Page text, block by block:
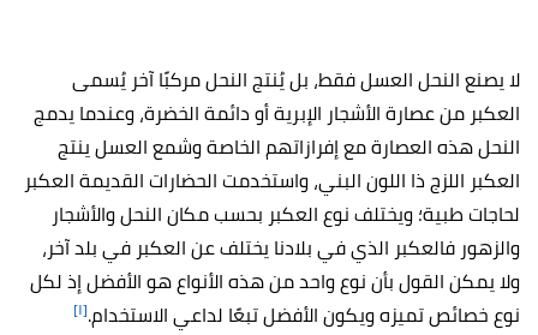
لا يصنع النحل العسل فقط، بل يُنتج النحل مركبًا آخر يُسمى
العكبر من عصارة الأشجار الإبرية أو دائمة الخضرة، وعندما يدمج
النحل هذه العصارة مع إفرازاتهم الخاصة وشمع العسل ينتج
العكبر اللزج ذا اللون البني، واستخدمت الحضارات القديمة العكبر
لحاجات طبية؛ ويختلف نوع العكبر بحسب مكان النحل والأشجار
والزهور فالعكبر الذي في بلادنا يختلف عن العكبر في بلد آخر،
ولا يمكن القول بأن نوع واحد من هذه الأنواع هو الأفضل إذ لكل
نوع خصائص تميزه ويكون الأفضل تبعًا لداعي الاستخدام.[١]